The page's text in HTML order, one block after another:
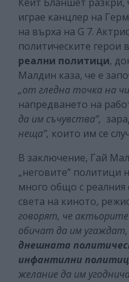
играе канцлер на
на върха на G 7.
политическите герои
реални политици,
Малдин каза, че е
„от гледна точка на
напредването на
да им съчувства”,
неща”, които им се
В заключение, Гай
„неговите” политици
много общо с реалния
света на киното,
говорят, че
обичат да им
днешната
инфантилни
желание да им